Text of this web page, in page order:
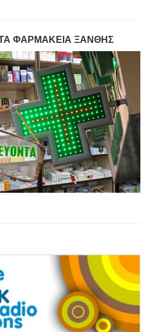
ΦΑΡΜΑΚΕΙΑ ΞΑΝΘΗΣ